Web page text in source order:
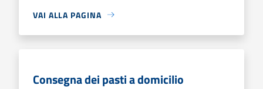
VAI ALLA PAGINA
Consegna dei pasti a domicilio